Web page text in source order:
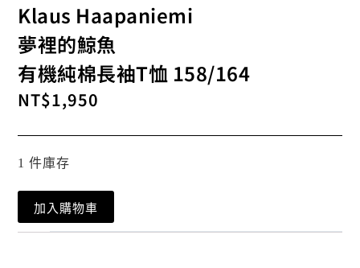
Klaus Haapaniemi
夢裡的鯨魚
有機純棉長袖T恤 158/164
NT$1,950
1 件庫存
加入購物車